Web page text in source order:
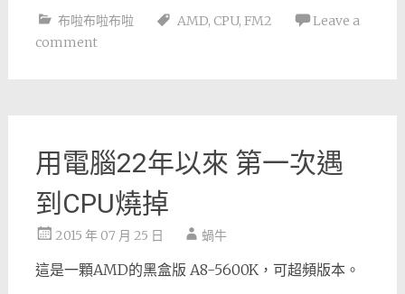
布啦布啦布啦 AMD, CPU, FM2
Leave a
comment
用電腦22年以來 第一次遇
到CPU燒掉
2015 年 07 月 25 日 蝸牛
這是一顆AMD的黑盒版 A8-5600K，可超頻版本。